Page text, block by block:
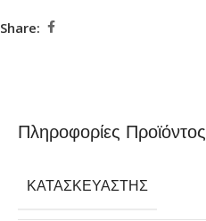
Share:
Πληροφορίες Προϊόντος
ΚΑΤΑΣΚΕΥΑΣΤΉΣ